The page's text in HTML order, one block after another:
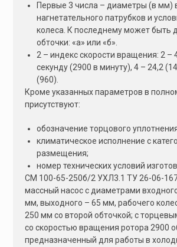
Первые 3 числа – диаметры (в мм)
нагнетательного патрубков и
колеса. К последнему может быть
обточки: «а» или «б».
2 – индекс скорости вращения: 2 –
секунду (2900 в минуту), 4 – 24,2
(960).
Кроме указанных параметров в
присутствуют:
обозначение торцового
климатическое исполнение с
размещения;
номер технических условий
СМ 100-65-250б/2 УХЛ3.1 ТУ 26-06-
массный насос с диаметрами
мм, выходного – 65 мм, рабочего
250 мм со второй обточкой; с
со скоростью вращения ротора 2900
предназначенный для работы в